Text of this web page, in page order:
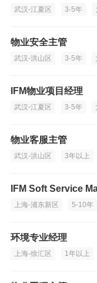
武汉-江夏区 3-5年
物业安全主管
武汉-洪山区 3-5年
IFM物业项目经理
武汉-江夏区 3-5年
物业客服主管
武汉-洪山区 3年以上
IFM Soft Service
上海-浦东新区 5-10年
环境专业经理
上海-徐汇区 1年以上